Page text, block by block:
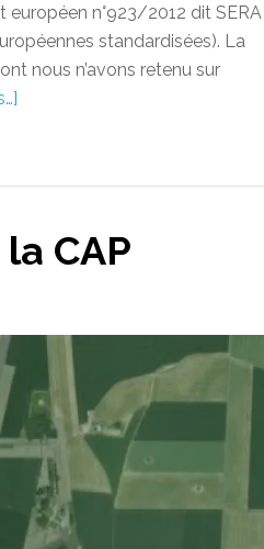
n°923/2012 dit SERA
standardisées). La
nous n’avons retenu sur
CAP